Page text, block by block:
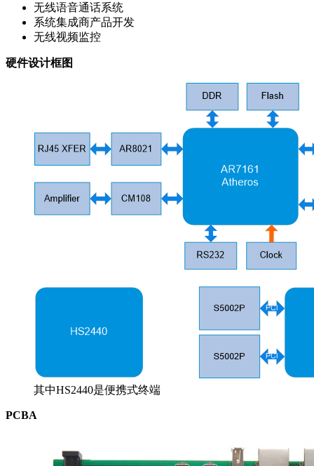
无线语音通话系统
系统集成商产品开发
无线视频监控
硬件设计框图
其中HS2440是便携式终端
PCBA